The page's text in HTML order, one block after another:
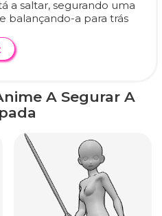
a saltar, segurando uma
balançando-a para trás
A Segurar A